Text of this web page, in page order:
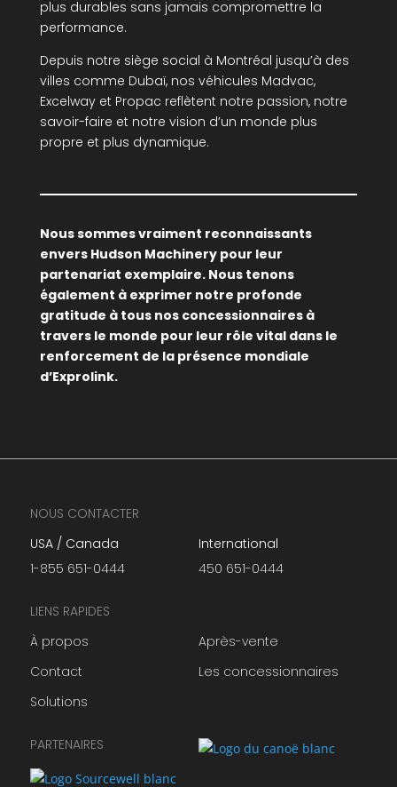
plus durables sans jamais compromettre la
performance.
Depuis notre siège social à Montréal jusqu’à des
villes comme Dubaï, nos véhicules Madvac,
Excelway et Propac reflètent notre passion, notre
savoir-faire et notre vision d’un monde plus
propre et plus dynamique.
Nous sommes vraiment reconnaissants
envers Hudson Machinery pour leur
partenariat exemplaire. Nous tenons
également à exprimer notre profonde
gratitude à tous nos concessionnaires à
travers le monde pour leur rôle vital dans le
renforcement de la présence mondiale
d’Exprolink.
NOUS CONTACTER
USA / Canada
1-855 651-0444
LIENS RAPIDES
À propos
Contact
Solutions
PARTENAIRES
International
450 651-0444
Après-vente
Les concessionnaires